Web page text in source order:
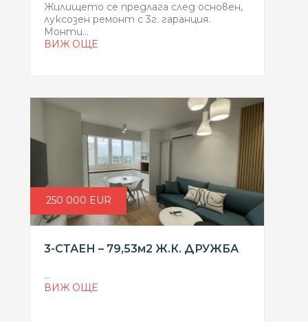
Жилището се предлага след основен,
луксозен ремонт с 3г. гаранция.
Монти...
ВИЖ ОЩЕ
250 000 EUR
3-СТАЕН – 79,53м2 Ж.К. ДРУЖБА
...
ВИЖ ОЩЕ